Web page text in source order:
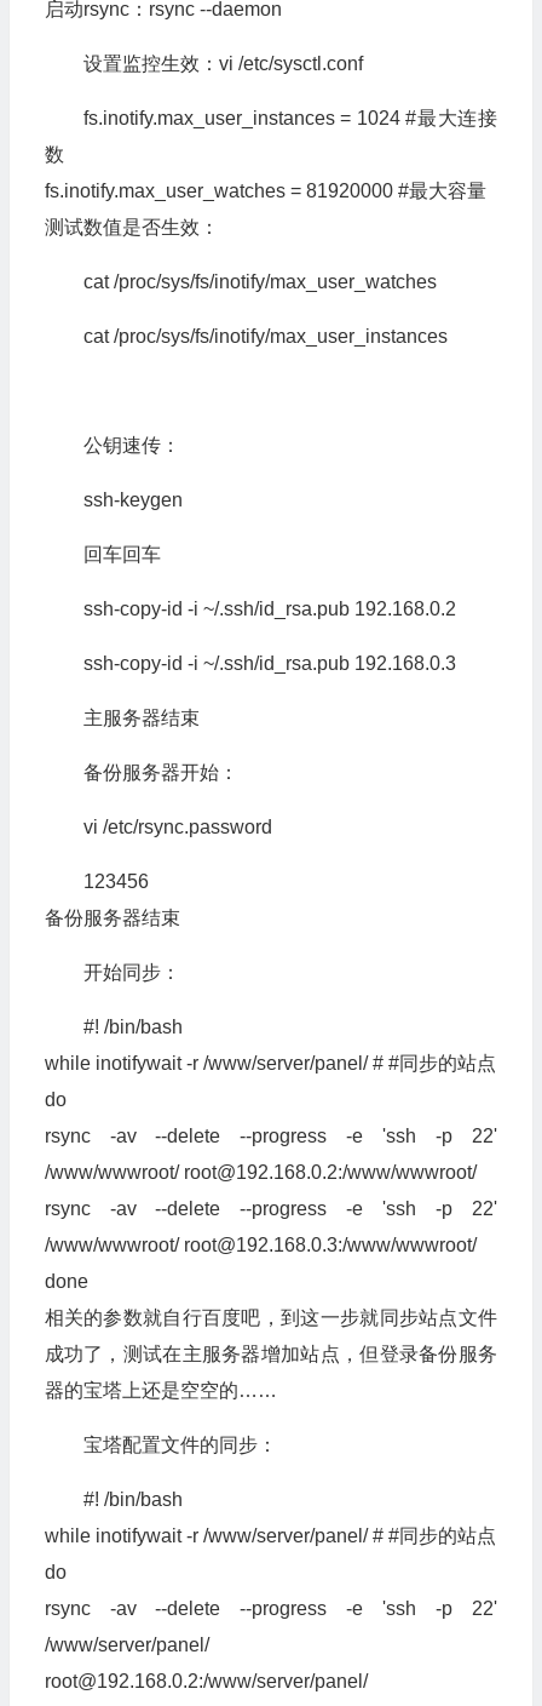
启动rsync：rsync --daemon
设置监控生效：vi /etc/sysctl.conf
fs.inotify.max_user_instances = 1024 #最大连接
数
fs.inotify.max_user_watches = 81920000 #最大容量
测试数值是否生效：
cat /proc/sys/fs/inotify/max_user_watches
cat /proc/sys/fs/inotify/max_user_instances
公钥速传：
ssh-keygen
回车回车
ssh-copy-id -i ~/.ssh/id_rsa.pub 192.168.0.2
ssh-copy-id -i ~/.ssh/id_rsa.pub 192.168.0.3
主服务器结束
备份服务器开始：
vi /etc/rsync.password
123456
备份服务器结束
开始同步：
#! /bin/bash
while inotifywait -r /www/server/panel/ # #同步的站点
do
rsync -av --delete --progress -e 'ssh -p 22'
/www/wwwroot/ root@192.168.0.2:/www/wwwroot/
rsync -av --delete --progress -e 'ssh -p 22'
/www/wwwroot/ root@192.168.0.3:/www/wwwroot/
done
相关的参数就自行百度吧，到这一步就同步站点文件
成功了，测试在主服务器增加站点，但登录备份服务
器的宝塔上还是空空的……
宝塔配置文件的同步：
#! /bin/bash
while inotifywait -r /www/server/panel/ # #同步的站点
do
rsync -av --delete --progress -e 'ssh -p 22'
/www/server/panel/
root@192.168.0.2:/www/server/panel/